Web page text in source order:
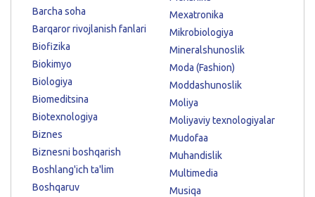
Barcha soha
Barqaror rivojlanish fanlari
Biofizika
Biokimyo
Biologiya
Biomeditsina
Biotexnologiya
Biznes
Biznesni boshqarish
Boshlang'ich ta'lim
Boshqaruv
Mexatronika
Mikrobiologiya
Mineralshunoslik
Moda (Fashion)
Moddashunoslik
Moliya
Moliyaviy texnologiyalar
Mudofaa
Muhandislik
Multimedia
Musiqa